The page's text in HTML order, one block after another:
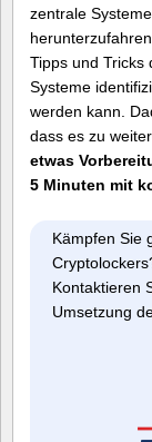
zentrale
Tipps und Tricks
Systeme
werden kann.
dass es zu
etwas
5 Minuten mit
Kämpfen Sie
Kontaktieren
Umsetzung